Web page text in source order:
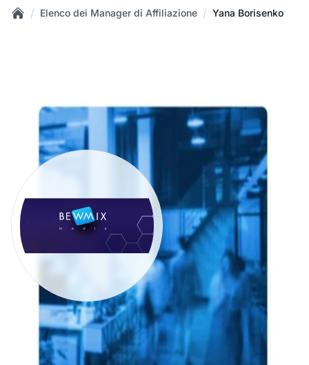
/ Elenco dei Manager di Affiliazione / Yana Borisenko